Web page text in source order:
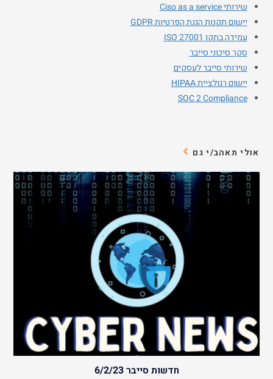
שירותי Ciso as a service
יישום תקנות הגנת הפרטיות GDPR
עמידה בתקן ISO 27001
סקר סיכוני סייבר
שירותי סייבר לעסקים
יישום רגולציית HIPAA
SOC 2 Compliance
אולי תאהב/י גם
חדשות סייבר 6/2/23